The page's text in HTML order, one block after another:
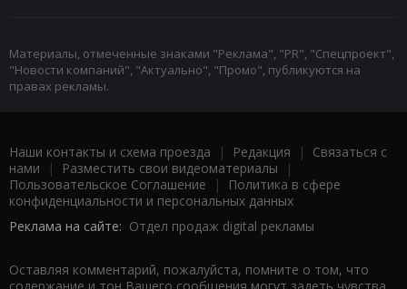
Материалы, отмеченные знаками "Реклама", "PR", "Спецпроект",
"Новости компаний", "Актуально", "Промо", публикуются на
правах рекламы.
Наши контакты и схема проезда | Редакция | Связаться с
нами | Разместить свои видеоматериалы |
Пользовательское Соглашение |
Политика в сфере
конфиденциальности и персональных данных
Реклама на сайте: Отдел продаж digital рекламы
Оставляя комментарий, пожалуйста, помните о том, что